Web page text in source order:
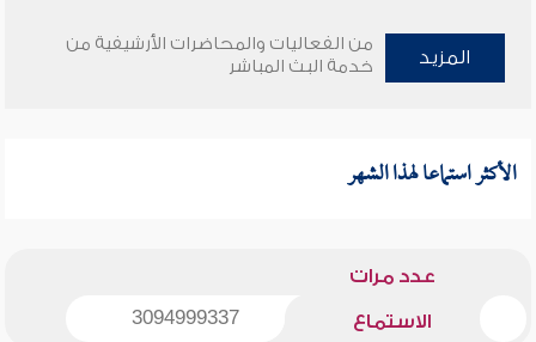
المزيد
من الفعاليات والمحاضرات الأرشيفية من
خدمة البث المباشر
الأكثر استماعا لهذا الشهر
عدد مرات
الاستماع 3094999337